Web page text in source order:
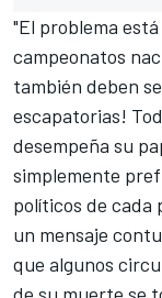
"El problema está
campeonatos
también deben
escapatorias!
desempeña su
simplemente
políticos de cada
un mensaje
que algunos